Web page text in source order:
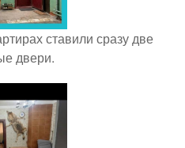
ставили сразу две
двери.